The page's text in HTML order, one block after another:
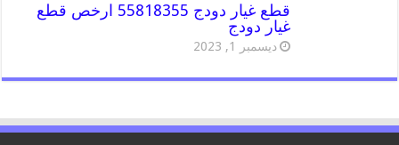
قطع غيار دودج 55818355 ارخص قطع
غيار دودج
ديسمبر 1, 2023